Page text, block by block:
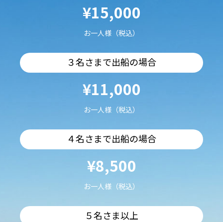
¥15,000
お一人様（税込）
３名さまで出船の場合
¥11,000
お一人様（税込）
４名さまで出船の場合
¥8,500
お一人様（税込）
５名さま以上